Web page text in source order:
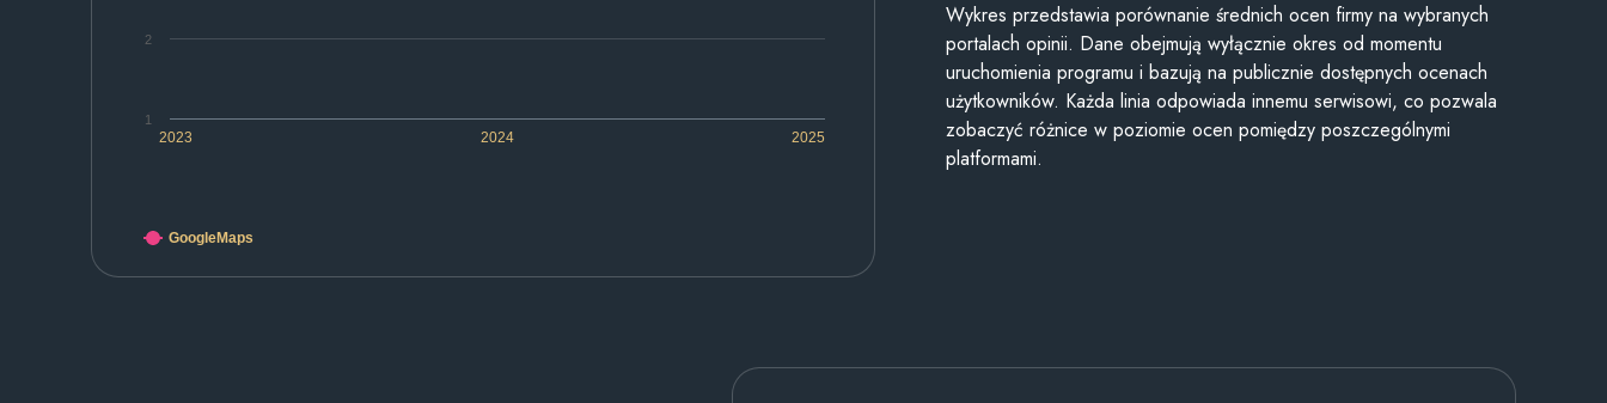
2023 2024 2025
1
2
GoogleMaps
Wykres przedstawia porównanie średnich ocen firmy na wybranych
portalach opinii. Dane obejmują wyłącznie okres od momentu
uruchomienia programu i bazują na publicznie dostępnych ocenach
użytkowników. Każda linia odpowiada innemu serwisowi, co pozwala
zobaczyć różnice w poziomie ocen pomiędzy poszczególnymi
platformami.